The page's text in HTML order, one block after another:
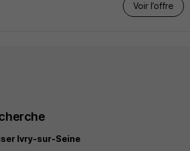
Voir l’offre
Ivry-sur-Seine